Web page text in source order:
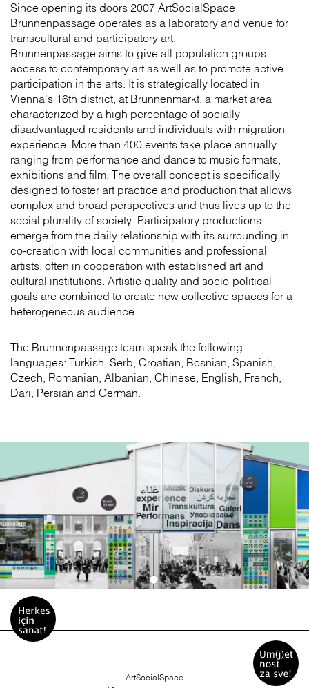
Since opening its doors 2007 ArtSocialSpace
Brunnenpassage operates as a laboratory and venue for
transcultural and participatory art.
Brunnenpassage aims to give all population groups
access to contemporary art as well as to promote active
participation in the arts. It is strategically located in
Vienna's 16th district, at Brunnenmarkt, a market area
characterized by a high percentage of socially
disadvantaged residents and individuals with migration
experience. More than 400 events take place annually
ranging from performance and dance to music formats,
exhibitions and film. The overall concept is specifically
designed to foster art practice and production that allows
complex and broad perspectives and thus lives up to the
social plurality of society. Participatory productions
emerge from the daily relationship with its surrounding in
co-creation with local communities and professional
artists, often in cooperation with established art and
cultural institutions. Artistic quality and socio-political
goals are combined to create new collective spaces for a
heterogeneous audience.
The Brunnenpassage team speak the following
languages: Turkish, Serb, Croatian, Bosnian, Spanish,
Czech, Romanian, Albanian, Chinese, English, French,
Dari, Persian and German.
ArtSocialSpace